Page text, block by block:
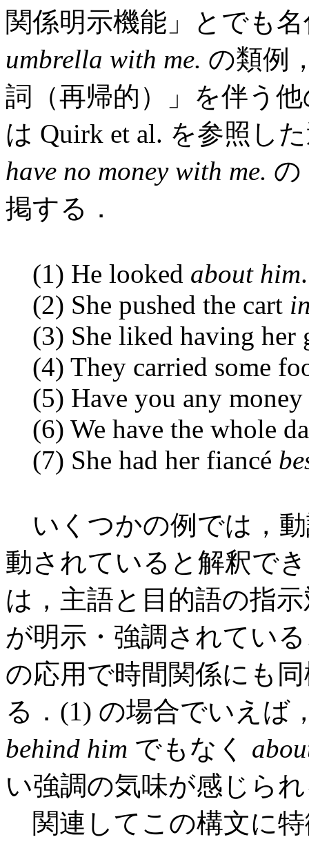
関係明示機能」とでも
umbrella with me. の類例
詞（再帰的）」を伴う
は Quirk et al. を参照し
have no money with me. の
掲する．
(1) He looked about him.
(2) She pushed the cart
(3) She liked having her
(4) They carried some
(5) Have you any money
(6) We have the whole
(7) She had her fiancé
いくつかの例では，
動されていると解釈で
は，主語と目的語の指
が明示・強調されてい
の応用で時間関係にも
る．(1) の場合でいえば
behind him でもなく
い強調の気味が感じら
関連してこの構文に